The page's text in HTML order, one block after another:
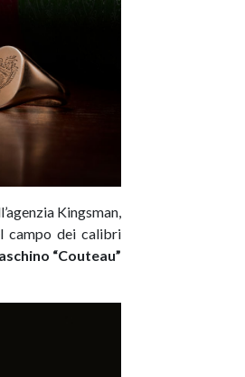
Kingsman,
campo dei calibri
“Couteau”